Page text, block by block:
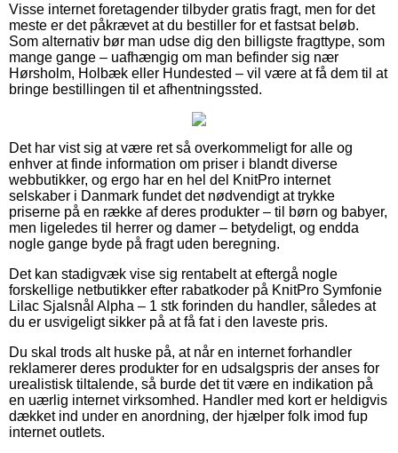
Visse internet foretagender tilbyder gratis fragt, men for det
meste er det påkrævet at du bestiller for et fastsat beløb.
Som alternativ bør man udse dig den billigste fragttype, som
mange gange – uafhængig om man befinder sig nær
Hørsholm, Holbæk eller Hundested – vil være at få dem til at
bringe bestillingen til et afhentningssted.
Det har vist sig at være ret så overkommeligt for alle og
enhver at finde information om priser i blandt diverse
webbutikker, og ergo har en hel del KnitPro internet
selskaber i Danmark fundet det nødvendigt at trykke
priserne på en række af deres produkter – til børn og babyer,
men ligeledes til herrer og damer – betydeligt, og endda
nogle gange byde på fragt uden beregning.
Det kan stadigvæk vise sig rentabelt at eftergå nogle
forskellige netbutikker efter rabatkoder på KnitPro Symfonie
Lilac Sjalsnål Alpha – 1 stk forinden du handler, således at
du er usvigeligt sikker på at få fat i den laveste pris.
Du skal trods alt huske på, at når en internet forhandler
reklamerer deres produkter for en udsalgspris der anses for
urealistisk tiltalende, så burde det tit være en indikation på
en uærlig internet virksomhed. Handler med kort er heldigvis
dækket ind under en anordning, der hjælper folk imod fup
internet outlets.